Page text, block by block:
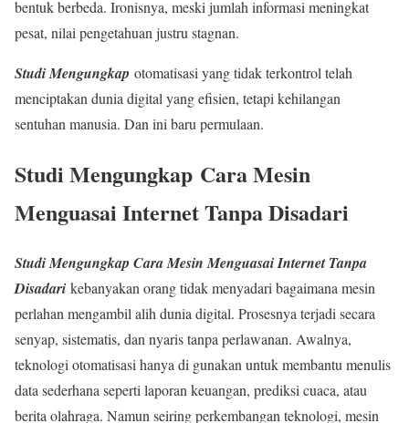
bentuk berbeda. Ironisnya, meski jumlah informasi meningkat
pesat, nilai pengetahuan justru stagnan.
Studi Mengungkap otomatisasi yang tidak terkontrol telah
menciptakan dunia digital yang efisien, tetapi kehilangan
sentuhan manusia. Dan ini baru permulaan.
Studi Mengungkap Cara Mesin
Menguasai Internet Tanpa Disadari
Studi Mengungkap Cara Mesin Menguasai Internet Tanpa
Disadari kebanyakan orang tidak menyadari bagaimana mesin
perlahan mengambil alih dunia digital. Prosesnya terjadi secara
senyap, sistematis, dan nyaris tanpa perlawanan. Awalnya,
teknologi otomatisasi hanya di gunakan untuk membantu menulis
data sederhana seperti laporan keuangan, prediksi cuaca, atau
berita olahraga. Namun seiring perkembangan teknologi, mesin